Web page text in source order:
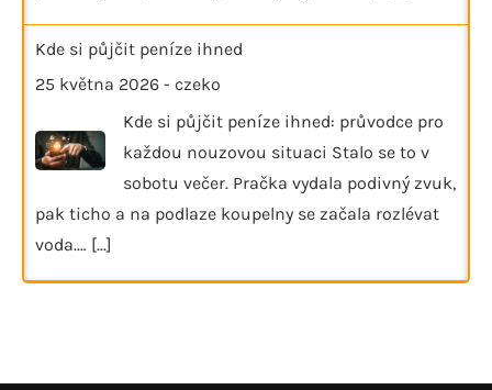
Kde si půjčit peníze ihned
25 května 2026 - czeko
Kde si půjčit peníze ihned: průvodce pro
každou nouzovou situaci Stalo se to v
sobotu večer. Pračka vydala podivný zvuk,
pak ticho a na podlaze koupelny se začala rozlévat
voda.… [...]